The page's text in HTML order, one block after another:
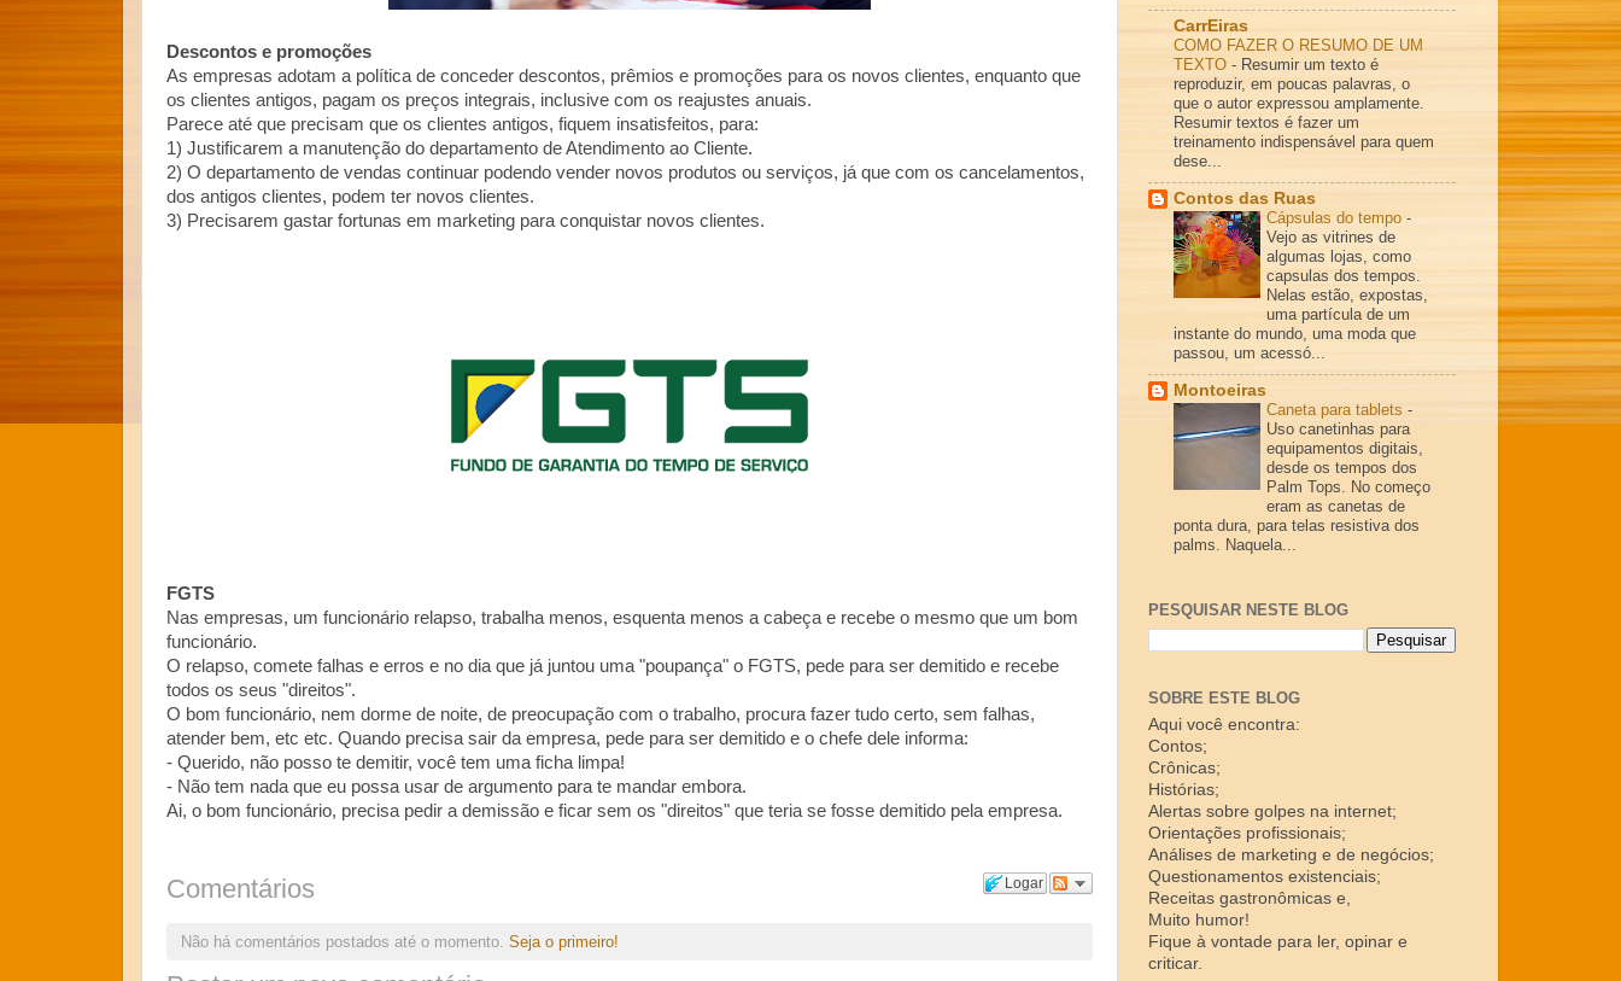
Descontos e promoções
As empresas adotam a política de conceder descontos, prêmios e promoções para os novos clientes, enquanto que
os clientes antigos, pagam os preços integrais, inclusive com os reajustes anuais.
Parece até que precisam que os clientes antigos, fiquem insatisfeitos, para:
1) Justificarem a manutenção do departamento de Atendimento ao Cliente.
2) O departamento de vendas continuar podendo vender novos produtos ou serviços, já que com os cancelamentos,
dos antigos clientes, podem ter novos clientes.
3) Precisarem gastar fortunas em marketing para conquistar novos clientes.
FGTS
Nas empresas, um funcionário relapso, trabalha menos, esquenta menos a cabeça e recebe o mesmo que um bom
funcionário.
O relapso, comete falhas e erros e no dia que já juntou uma "poupança" o FGTS, pede para ser demitido e recebe
todos os seus "direitos".
O bom funcionário, nem dorme de noite, de preocupação com o trabalho, procura fazer tudo certo, sem falhas,
atender bem, etc etc. Quando precisa sair da empresa, pede para ser demitido e o chefe dele informa:
- Querido, não posso te demitir, você tem uma ficha limpa!
- Não tem nada que eu possa usar de argumento para te mandar embora.
Ai, o bom funcionário, precisa pedir a demissão e ficar sem os "direitos" que teria se fosse demitido pela empresa.
Logar
Comentários
Não há comentários postados até o momento. Seja o primeiro!
CarrEiras
COMO FAZER O RESUMO DE UM
TEXTO - Resumir um texto é
reproduzir, em poucas palavras, o
que o autor expressou amplamente.
Resumir textos é fazer um
treinamento indispensável para quem
dese...
Contos das Ruas
Cápsulas do tempo -
Vejo as vitrines de
algumas lojas, como
capsulas dos tempos.
Nelas estão, expostas,
uma partícula de um
instante do mundo, uma moda que
passou, um acessó...
Montoeiras
Caneta para tablets -
Uso canetinhas para
equipamentos digitais,
desde os tempos dos
Palm Tops. No começo
eram as canetas de
ponta dura, para telas resistiva dos
palms. Naquela...
PESQUISAR NESTE BLOG
SOBRE ESTE BLOG
Aqui você encontra:
Contos;
Crônicas;
Histórias;
Alertas sobre golpes na internet;
Orientações profissionais;
Análises de marketing e de negócios;
Questionamentos existenciais;
Receitas gastronômicas e,
Muito humor!
Fique à vontade para ler, opinar e
criticar.